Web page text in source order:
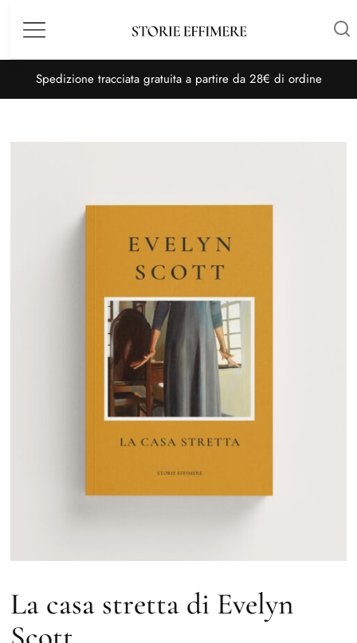
Menù
Spedizione tracciata gratuita a partire da 28€ di ordine
La casa stretta di Evelyn